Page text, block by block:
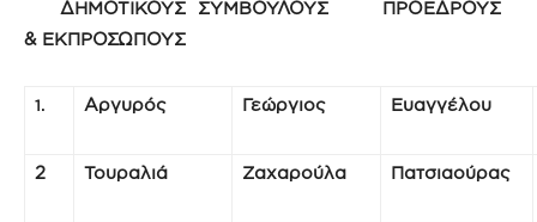
ΔΗΜΟΤΙΚΟΥΣ ΣΥΜΒΟΥΛΟΥΣ ΠΡΟΕΔΡΟΥΣ
& ΕΚΠΡΟΣΩΠΟΥΣ
1. Αργυρός Γεώργιος Ευαγγέλου
2 Τουραλιά Ζαχαρούλα Πατσιαούρας